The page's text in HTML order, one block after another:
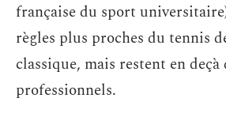
française du sport
règles plus proches du tennis
classique, mais restent en
professionnels.